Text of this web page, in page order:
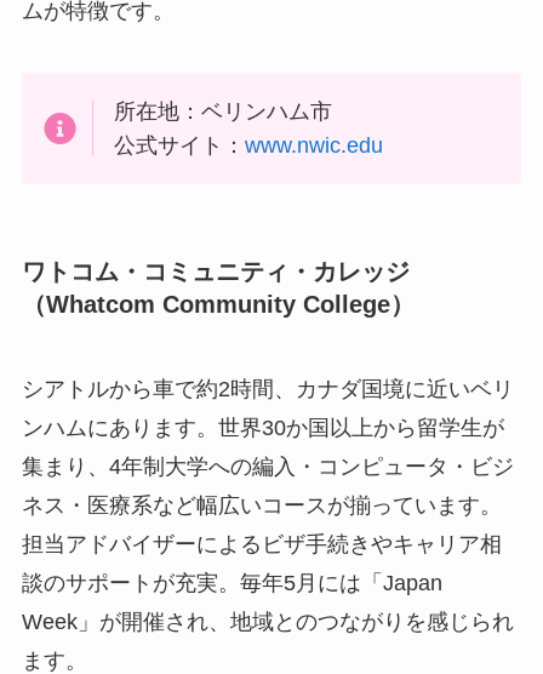
ムが特徴です。
所在地：ベリンハム市
公式サイト：www.nwic.edu
ワトコム・コミュニティ・カレッジ
（Whatcom Community College）
シアトルから車で約2時間、カナダ国境に近いベリ
ンハムにあります。世界30か国以上から留学生が
集まり、4年制大学への編入・コンピュータ・ビジ
ネス・医療系など幅広いコースが揃っています。
担当アドバイザーによるビザ手続きやキャリア相
談のサポートが充実。毎年5月には「Japan
Week」が開催され、地域とのつながりを感じられ
ます。